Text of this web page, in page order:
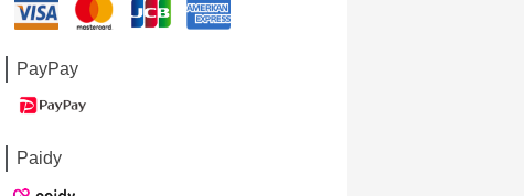
PayPay
Paidy